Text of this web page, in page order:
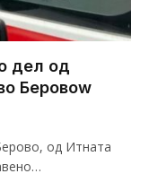
дел од
Беровоw
од Итната